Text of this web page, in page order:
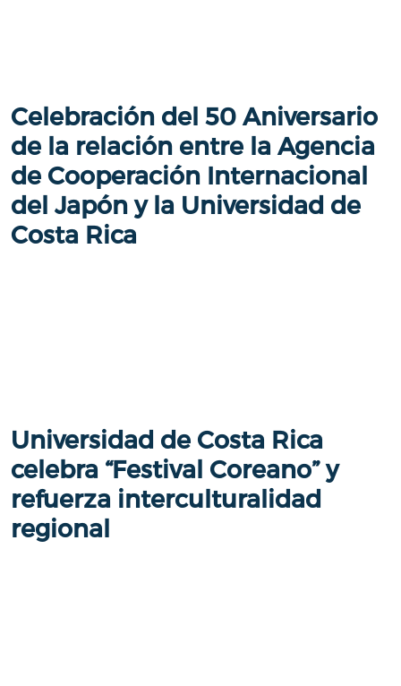
Celebración del 50 Aniversario
de la relación entre la Agencia
de Cooperación Internacional
del Japón y la Universidad de
Costa Rica
Universidad de Costa Rica
celebra “Festival Coreano” y
refuerza interculturalidad
regional